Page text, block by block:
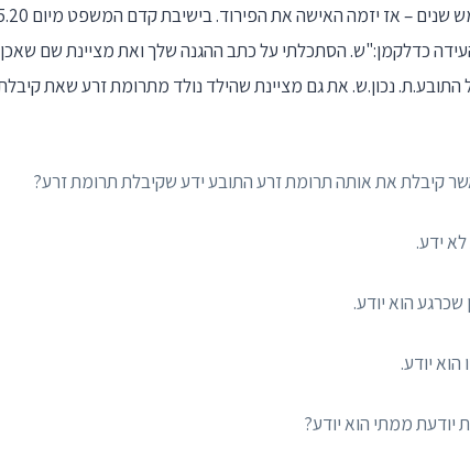
כדלקמן:"ש. הסתכלתי על כתב ההגנה שלך ואת מציינת שם שאכן
התובע.ת. נכון.ש. את גם מציינת שהילד נולד מתרומת זרע שאת
קיבלת את אותה תרומת זרע התובע ידע שקיבלת תרומת זרע?
ידע.
שכרגע הוא יודע.
הוא יודע.
יודעת ממתי הוא יודע?